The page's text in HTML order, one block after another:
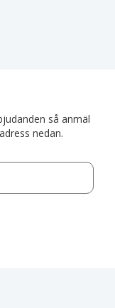
så anmäl
nedan.